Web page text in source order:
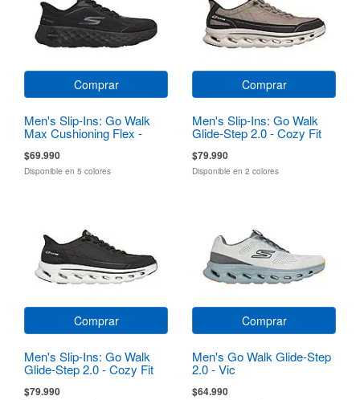
Comprar
Men's Slip-Ins: Go Walk
Max Cushioning Flex -
$69.990
Disponible en 5 colores
Comprar
Men's Slip-Ins: Go Walk
Glide-Step 2.0 - Cozy Fit
$79.990
Disponible en 2 colores
Comprar
Men's Slip-Ins: Go Walk
Glide-Step 2.0 - Cozy Fit
$79.990
Comprar
Men's Go Walk Glide-Step
2.0 - Vic
$64.990